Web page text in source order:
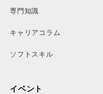
専門知識
キャリアコラム
ソフトスキル
イベント